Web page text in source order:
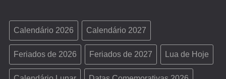
Calendário 2026 Calendário 2027
Feriados de 2026 Feriados de 2027 Lua de Hoje